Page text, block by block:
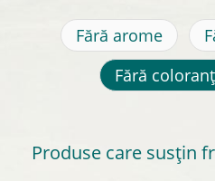
Fără arome
Fără
Produse care susțin